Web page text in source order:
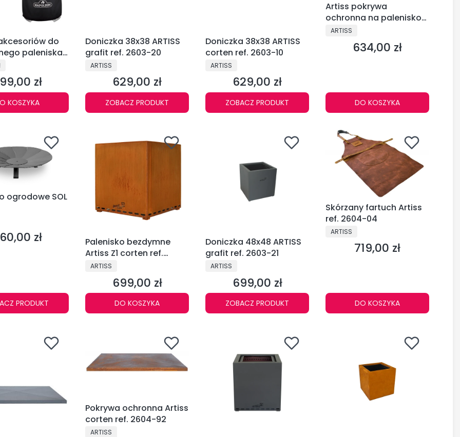
do
paleniska
Timberwolf
(⌀ 47 cm)
zł
KOSZYKA
Doniczka 38x38 ARTISS
grafit ref. 2603-20
PRODUCENT
ARTISS
Cena
629,00 zł
ZOBACZ PRODUKT
Doniczka 38x38 ARTISS
corten ref. 2603-10
PRODUCENT
ARTISS
Cena
629,00 zł
ZOBACZ PRODUKT
Artiss pokrywa
ochronna na palenisko
corten G1-G6-G7 BASIC
ref. 2604-63
PRODUCENT
ARTISS
Cena
634,00 zł
DO KOSZYKA
ogrodowe SOL
zł
PRODUKT
Palenisko bezdymne
Artiss Z1 corten ref.
2608-73
PRODUCENT
ARTISS
Cena
699,00 zł
DO KOSZYKA
Doniczka 48x48 ARTISS
grafit ref. 2603-21
PRODUCENT
ARTISS
Cena
699,00 zł
ZOBACZ PRODUKT
Skórzany fartuch Artiss
ref. 2604-04
PRODUCENT
ARTISS
Cena
719,00 zł
DO KOSZYKA
Pokrywa ochronna Artiss
corten ref. 2604-92
PRODUCENT
ARTISS